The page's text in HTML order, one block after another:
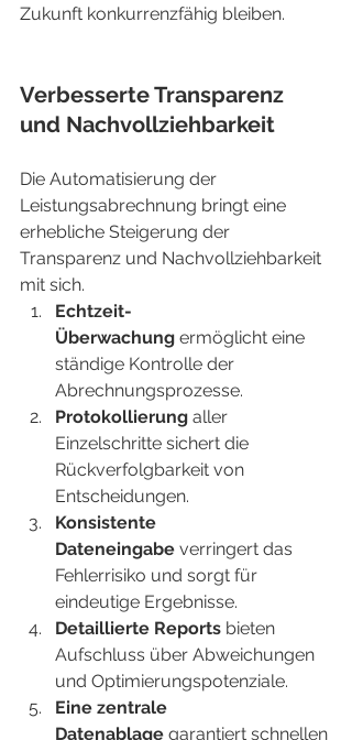
Zukunft konkurrenzfähig bleiben.
Verbesserte Transparenz
und Nachvollziehbarkeit
Die Automatisierung der
Leistungsabrechnung bringt eine
erhebliche Steigerung der
Transparenz und Nachvollziehbarkeit
mit sich.
Echtzeit-
Überwachung ermöglicht eine
ständige Kontrolle der
Abrechnungsprozesse.
Protokollierung aller
Einzelschritte sichert die
Rückverfolgbarkeit von
Entscheidungen.
Konsistente
Dateneingabe verringert das
Fehlerrisiko und sorgt für
eindeutige Ergebnisse.
Detaillierte Reports bieten
Aufschluss über Abweichungen
und Optimierungspotenziale.
Eine zentrale
Datenablage garantiert schnellen